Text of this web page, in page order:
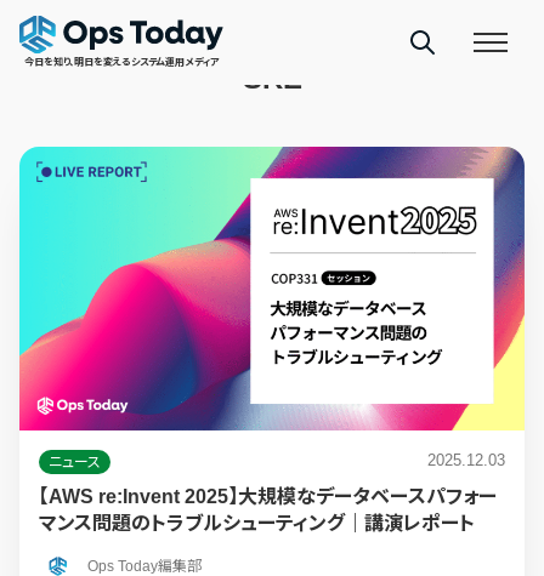
今日を知り、明日を変えるシステム運用メディア SRE
ニュース 2025.12.03
【AWS re:Invent 2025】大規模なデータベースパフォー
マンス問題のトラブルシューティング｜講演レポート
Ops Today編集部